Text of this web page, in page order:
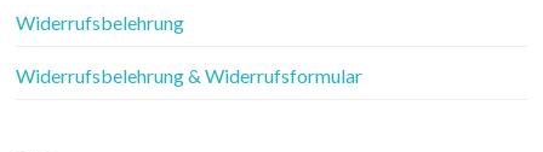
Widerrufsbelehrung
Widerrufsbelehrung & Widerrufsformular